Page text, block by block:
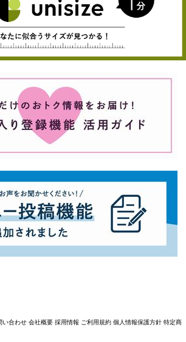
い合わせ 会社概要 採用情報 ご利用規約 個人情報保護方針 特定商